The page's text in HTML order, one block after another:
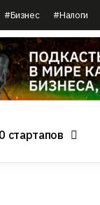
#Бизнес #Налоги
стартапов